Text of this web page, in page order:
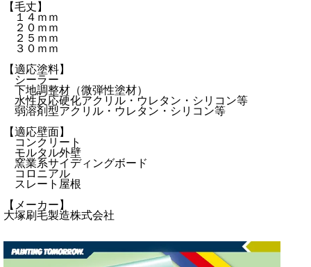
【毛丈】
１４ｍｍ
２０ｍｍ
２５ｍｍ
３０ｍｍ
【適応塗料】
シーラー
下地調整材（微弾性塗材）
水性反応硬化アクリル・ウレタン・シリコン等
弱溶剤型アクリル・ウレタン・シリコン等
【適応壁面】
コンクリート
モルタル外壁
窯業系サイディングボード
コロニアル
スレート屋根
【メーカー】
大塚刷毛製造株式会社